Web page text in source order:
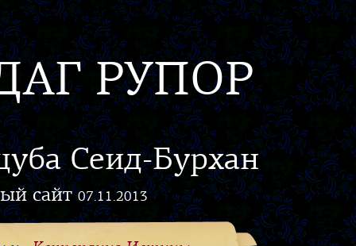
РУПОР
Сеид-Бурхан
сайт07.11.2013